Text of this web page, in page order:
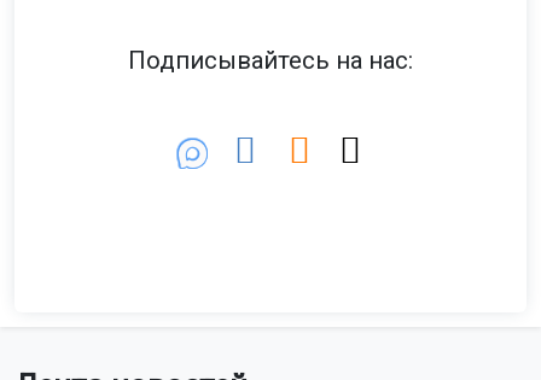
Подписывайтесь на нас: